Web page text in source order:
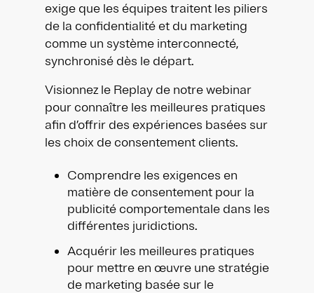
exige que les équipes traitent les piliers
de la confidentialité et du marketing
comme un système interconnecté,
synchronisé dès le départ.
Visionnez le Replay de notre webinar
pour connaître les meilleures pratiques
afin d’offrir des expériences basées sur
les choix de consentement clients.
Comprendre les exigences en
matière de consentement pour la
publicité comportementale dans les
différentes juridictions.
Acquérir les meilleures pratiques
pour mettre en œuvre une stratégie
de marketing basée sur le